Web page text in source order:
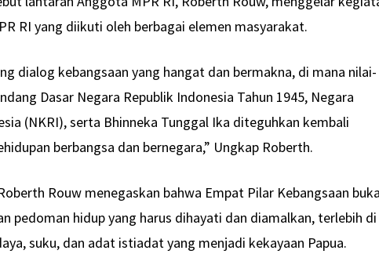
RI yang diikuti oleh berbagai elemen masyarakat.
dialog kebangsaan yang hangat dan bermakna, di mana nilai-
Dasar Negara Republik Indonesia Tahun 1945, Negara
(NKRI), serta Bhinneka Tunggal Ika diteguhkan kembali
berbangsa dan bernegara,” Ungkap Roberth.
Rouw menegaskan bahwa Empat Pilar Kebangsaan
pedoman hidup yang harus dihayati dan diamalkan, terlebih di
suku, dan adat istiadat yang menjadi kekayaan Papua.